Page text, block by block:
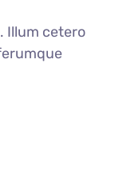
Illum cetero